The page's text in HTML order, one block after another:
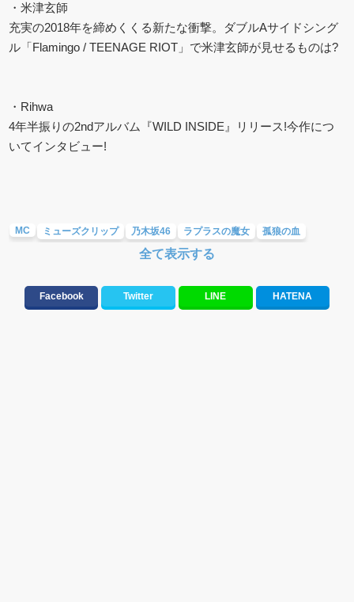
・米津玄師
充実の2018年を締めくくる新たな衝撃。ダブルAサイドシング
ル「Flamingo / TEENAGE RIOT」で米津玄師が見せるものは?
・Rihwa
4年半振りの2ndアルバム『WILD INSIDE』リリース!今作につ
いてインタビュー!
MC ミューズクリップ 乃木坂46 ラプラスの魔女 孤狼の血
全て表示する
Facebook Twitter LINE HATENA